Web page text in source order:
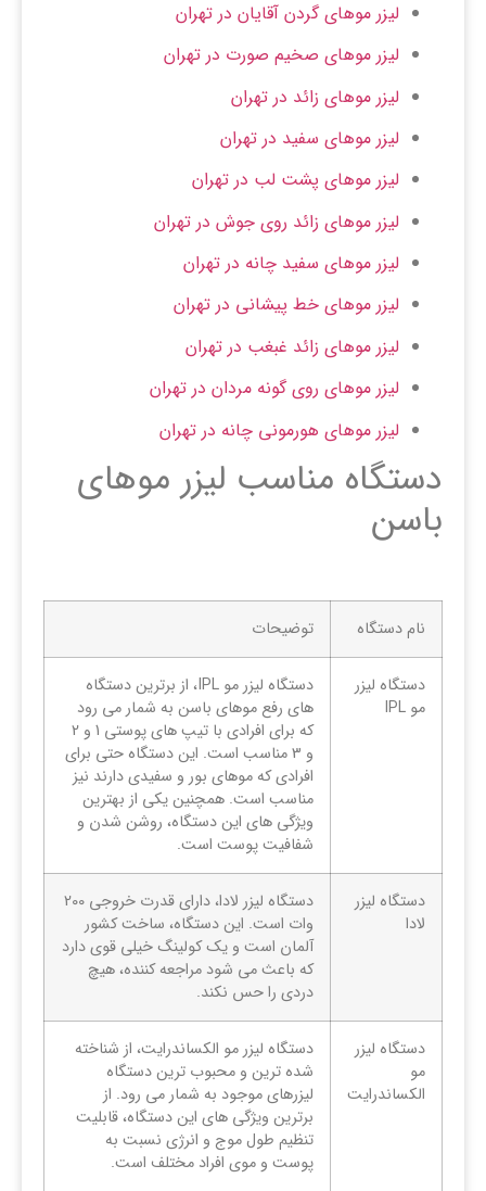
لیزر موهای گردن آقایان در تهران
لیزر موهای صخیم صورت در تهران
لیزر موهای زائد در تهران
لیزر موهای سفید در تهران
لیزر موهای پشت لب در تهران
لیزر موهای زائد روی جوش در تهران
لیزر موهای سفید چانه در تهران
لیزر موهای خط پیشانی در تهران
لیزر موهای زائد غبغب در تهران
لیزر موهای روی گونه مردان در تهران
لیزر موهای هورمونی چانه در تهران
دستگاه مناسب لیزر موهای
باسن
نام دستگاه توضیحات
دستگاه لیزر
مو IPL
دستگاه لیزر مو IPL، از برترین دستگاه
های رفع موهای باسن به شمار می رود
که برای افرادی با تیپ‌ های پوستی 1 و 2
و 3 مناسب است. این دستگاه حتی برای
افرادی که موهای بور و سفیدی دارند نیز
مناسب است. همچنین یکی از بهترین
ویژگی های این دستگاه، روشن شدن و
شفافیت پوست است.
دستگاه لیزر
لادا
دستگاه لیزر لادا، دارای قدرت خروجی 200
وات است. این دستگاه، ساخت کشور
آلمان است و یک کولینگ خیلی قوی دارد
که باعث می شود مراجعه کننده، هیچ
دردی را حس نکند.
دستگاه لیزر
مو
الکساندرایت
دستگاه لیزر مو الکساندرایت، از شناخته
شده ترین و محبوب ترین دستگاه
لیزرهای موجود به شمار می رود. از
برترین ویژگی های این دستگاه، قابلیت
تنظیم طول موج و انرژی نسبت به
پوست و موی افراد مختلف است.